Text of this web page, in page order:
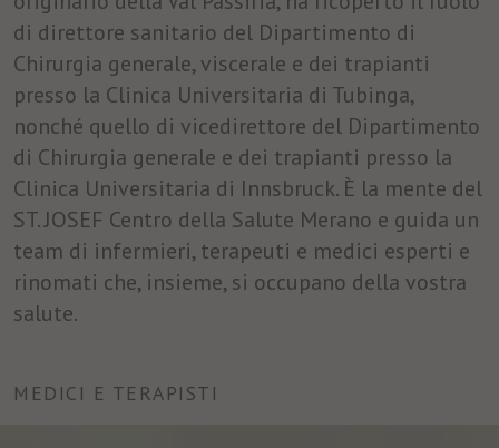
di direttore sanitario del Dipartimento di
Chirurgia generale, viscerale e dei trapianti
presso la Clinica Universitaria di Tubinga,
nonché quello di vicedirettore del Dipartimento
di Chirurgia generale e dei trapianti presso la
Clinica Universitaria di Innsbruck. È la mente del
ST. JOSEF Centro della Salute Merano e guida un
team di infermieri, terapeuti e medici esperti e
rinomati che, insieme, si occupano della vostra
salute.
MEDICI E TERAPISTI